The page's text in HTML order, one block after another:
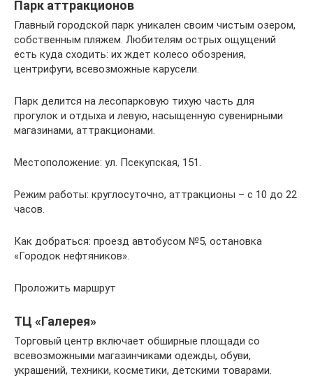
Парк аттракционов
Главный городской парк уникален своим чистым озером,
собственным пляжем. Любителям острых ощущений
есть куда сходить: их ждет колесо обозрения,
центрифуги, всевозможные карусели.
Парк делится на лесопарковую тихую часть для
прогулок и отдыха и левую, насыщенную сувенирными
магазинами, аттракционами.
Местоположение: ул. Псекупская, 151.
Режим работы: круглосуточно, аттракционы – с 10 до 22
часов.
Как добраться: проезд автобусом №5, остановка
«Городок нефтяников».
Проложить маршрут
ТЦ «Галерея»
Торговый центр включает обширные площади со
всевозможными магазинчиками одежды, обуви,
украшений, техники, косметики, детскими товарами.